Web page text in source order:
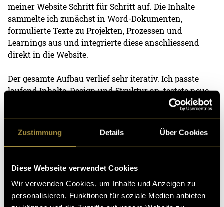
Zustimmung Details Über Cookies
Diese Webseite verwendet Cookies
Wir verwenden Cookies, um Inhalte und Anzeigen zu
personalisieren, Funktionen für soziale Medien anbieten
meiner Website Schritt für Schritt auf. Die Inhalte
sammelte ich zunächst in Word-Dokumenten,
formulierte Texte zu Projekten, Prozessen und
Learnings aus und integrierte diese anschliessend
direkt in die Website.
Der gesamte Aufbau verlief sehr iterativ. Ich passte
laufend Inhalte, Design und Struktur an, testete neue
Varianten und optimierte viele Details mehrfach.
Dadurch nahm der Prozess deutlich mehr Zeit in
Auch das Hosting wurde eigenständig umgesetzt.
Webauftritt live schalten. Trotz des aktuellen Standes
befindet sich das Projekt weiterhin in Entwicklung